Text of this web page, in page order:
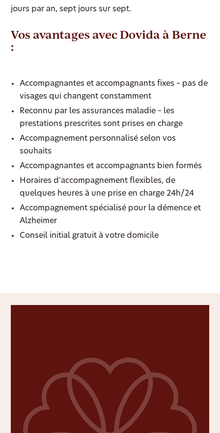
jours par an, sept jours sur sept.
Vos avantages avec Dovida à Berne
:
Accompagnantes et accompagnants fixes – pas de
visages qui changent constamment
Reconnu par les assurances maladie – les
prestations prescrites sont prises en charge
Accompagnement personnalisé selon vos
souhaits
Accompagnantes et accompagnants bien formés
Horaires d'accompagnement flexibles, de
quelques heures à une prise en charge 24h/24
Accompagnement spécialisé pour la démence et
Alzheimer
Conseil initial gratuit à votre domicile